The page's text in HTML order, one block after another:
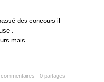
des concours il
.
mais
0 partages
commentaires